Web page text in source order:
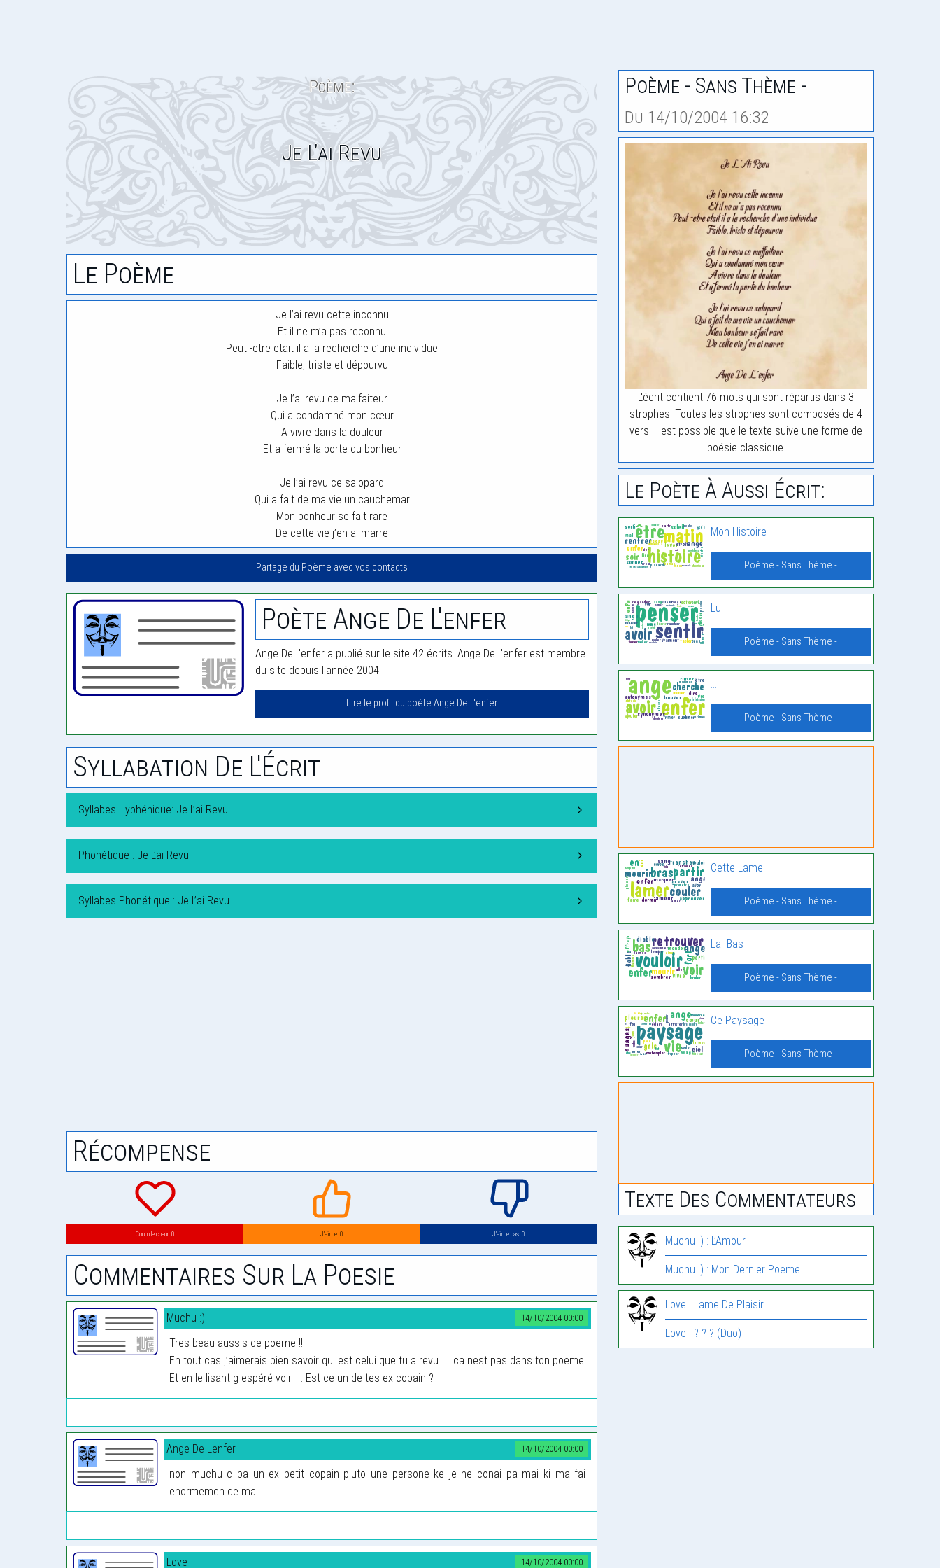
Poème:
Je L’ai Revu
Le Poème
Je l’ai revu cette inconnu
Et il ne m’a pas reconnu
Peut -etre etait il a la recherche d’une individue
Faible, triste et dépourvu
Je l’ai revu ce malfaiteur
Qui a condamné mon cœur
A vivre dans la douleur
Et a fermé la porte du bonheur
Je l’ai revu ce salopard
Qui a fait de ma vie un cauchemar
Mon bonheur se fait rare
De cette vie j’en ai marre
Partage du Poème avec vos contacts
Poète Ange De L'enfer
Ange De L'enfer a publié sur le site 42 écrits. Ange De L'enfer est membre
du site depuis l'année 2004.
Lire le profil du poète Ange De L'enfer
Syllabation De L'Écrit
Syllabes Hyphénique: Je L’ai Revu
Phonétique : Je L’ai Revu
Syllabes Phonétique : Je L’ai Revu
Récompense
Coup de coeur: 0 J’aime: 0 J’aime pas: 0
Commentaires Sur La Poesie
14/10/2004 00:00
Muchu :)
Tres beau aussis ce poeme !!!
En tout cas j’aimerais bien savoir qui est celui que tu a revu. . . ca nest pas dans ton poeme
Et en le lisant g espéré voir. . . Est-ce un de tes ex-copain ?
14/10/2004 00:00
Ange De L'enfer
non muchu c pa un ex petit copain pluto une persone ke je ne conai pa mai ki ma fai
enormemen de mal
14/10/2004 00:00
Love
Poème - Sans Thème -
Du 14/10/2004 16:32
L'écrit contient 76 mots qui sont répartis dans 3
strophes. Toutes les strophes sont composés de 4
vers. Il est possible que le texte suive une forme de
poésie classique.
Le Poète À Aussi Écrit:
Mon Histoire
Poème - Sans Thème -
Lui
Poème - Sans Thème -
…
Poème - Sans Thème -
Cette Lame
Poème - Sans Thème -
La -Bas
Poème - Sans Thème -
Ce Paysage
Poème - Sans Thème -
Texte Des Commentateurs
Muchu :) : L’Amour
Muchu :) : Mon Dernier Poeme
Love : Lame De Plaisir
Love : ? ? ? (Duo)